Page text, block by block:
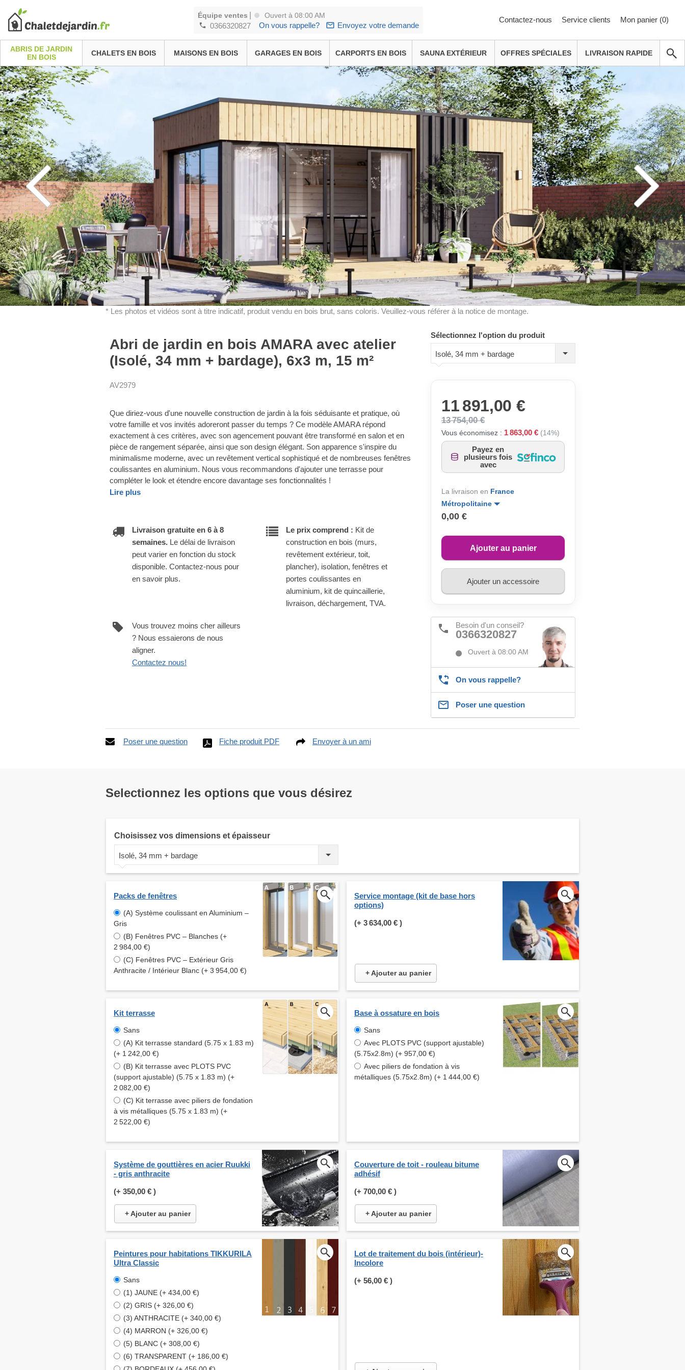
Équipe ventes Ouvert à 08:00 AM
0366320827 On vous rappelle? Envoyez votre demande
Contactez-nous Service clients Mon panier (0)
ABRIS DE JARDIN
EN BOIS
CHALETS EN BOIS MAISONS EN BOIS GARAGES EN BOIS CARPORTS EN BOIS SAUNA EXTÉRIEUR OFFRES SPÉCIALES LIVRAISON RAPIDE
* Les photos et vidéos sont à titre indicatif, produit vendu en bois brut, sans coloris. Veuillez-vous référer à la notice de montage.
Abri de jardin en bois AMARA avec atelier
(Isolé, 34 mm + bardage), 6x3 m, 15 m²
AV2979
Que diriez-vous d'une nouvelle construction de jardin à la fois séduisante et pratique, où
votre famille et vos invités adoreront passer du temps ? Ce modèle AMARA répond
exactement à ces critères, avec son agencement pouvant être transformé en salon et en
pièce de rangement séparée, ainsi que son design élégant. Son apparence s'inspire du
minimalisme moderne, avec un revêtement vertical sophistiqué et de nombreuses fenêtres
coulissantes en aluminium. Nous vous recommandons d'ajouter une terrasse pour
compléter le look et étendre encore davantage ses fonctionnalités !
Lire plus
Livraison gratuite en 6 à 8
semaines. Le délai de livraison
peut varier en fonction du stock
disponible. Contactez-nous pour
en savoir plus.
Le prix comprend : Kit de
construction en bois (murs,
revêtement extérieur, toit,
plancher), isolation, fenêtres et
portes coulissantes en
aluminium, kit de quincaillerie,
livraison, déchargement, TVA.
Vous trouvez moins cher ailleurs
? Nous essaierons de nous
aligner.
Contactez nous!
Sélectionnez l'option du produit
Isolé, 34 mm + bardage
11 891,00 €
13 754,00 €
Vous économisez : 1 863,00 € (14%)
Payez en
plusieurs fois
avec
La livraison en France
Métropolitaine
0,00 €
Ajouter au panier
Ajouter un accessoire
Besoin d'un conseil?
0366320827
Ouvert à 08:00 AM
On vous rappelle?
Poser une question
Poser une question Fiche produit PDF Envoyer à un ami
Selectionnez les options que vous désirez
Choisissez vos dimensions et épaisseur
Isolé, 34 mm + bardage
Packs de fenêtres
(A) Système coulissant en Aluminium –
Gris
(B) Fenêtres PVC – Blanches (+
2 984,00 €)
(C) Fenêtres PVC – Extérieur Gris
Anthracite / Intérieur Blanc (+ 3 954,00 €)
Service montage (kit de base hors
options)
(+ 3 634,00 € )
+ Ajouter au panier
Kit terrasse
Sans
(A) Kit terrasse standard (5.75 x 1.83 m)
(+ 1 242,00 €)
(B) Kit terrasse avec PLOTS PVC
(support ajustable) (5.75 x 1.83 m) (+
2 082,00 €)
(C) Kit terrasse avec piliers de fondation
à vis métalliques (5.75 x 1.83 m) (+
2 522,00 €)
Base à ossature en bois
Sans
Avec PLOTS PVC (support ajustable)
(5.75x2.8m) (+ 957,00 €)
Avec piliers de fondation à vis
métalliques (5.75x2.8m) (+ 1 444,00 €)
Système de gouttières en acier Ruukki
- gris anthracite
(+ 350,00 € )
+ Ajouter au panier
Couverture de toit - rouleau bitume
adhésif
(+ 700,00 € )
+ Ajouter au panier
Peintures pour habitations TIKKURILA
Ultra Classic
Sans
(1) JAUNE (+ 434,00 €)
(2) GRIS (+ 326,00 €)
(3) ANTHRACITE (+ 340,00 €)
(4) MARRON (+ 326,00 €)
(5) BLANC (+ 308,00 €)
(6) TRANSPARENT (+ 186,00 €)
Lot de traitement du bois (intérieur)-
Incolore
(+ 56,00 € )